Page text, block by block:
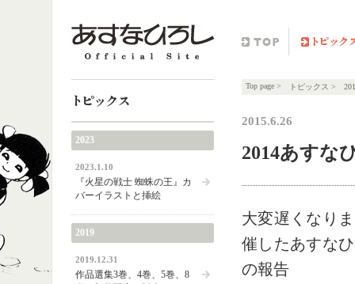
Top page > トピックス >
2015.6.26
2014あすな
大変遅くなり
催したあすな
の報告
トピックス
2023
2023.1.10
『火星の戦士 蜘蛛の王』カ
バーイラストと挿絵
2019
2019.12.31
作品選集3巻、4巻、5巻、8